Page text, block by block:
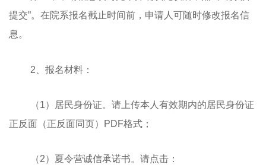
提交”。在院系报名截止时间前，申请人可随时修改报名信
息。
2、报名材料：
（1）居民身份证。请上传本人有效期内的居民身份证
正反面（正反面同页）PDF格式；
（2）夏令营诚信承诺书。请点击：